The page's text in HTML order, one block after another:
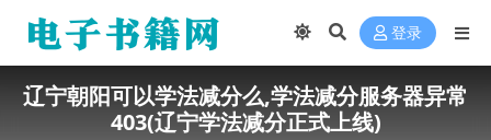
登录
辽宁朝阳可以学法减分么,学法减分服务器异常
403(辽宁学法减分正式上线)